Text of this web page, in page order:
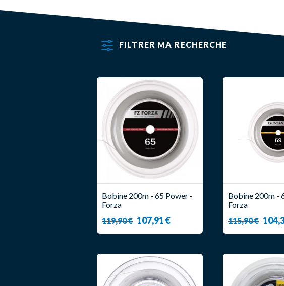
FILTRER MA RECHERCHE
Bobine 200m - 65 Power -
Forza
119,90 € 107,91 €
Bobine 200m -
Forza
115,90 €